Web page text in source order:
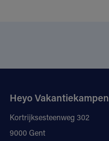
Heyo Vakantiekampen
Kortrijksesteenweg 302
9000 Gent